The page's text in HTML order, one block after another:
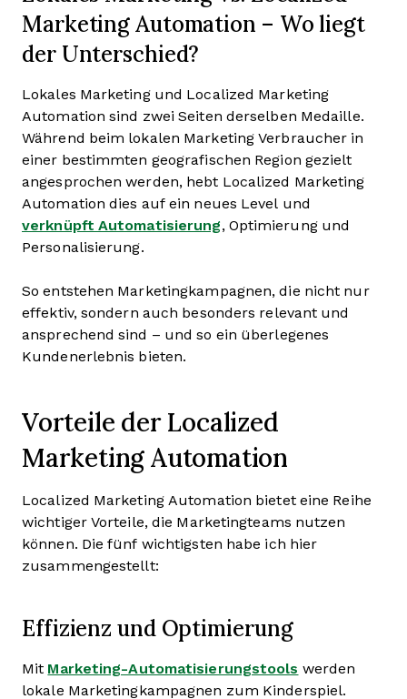
Marketing Automation – Wo liegt
der Unterschied?
Lokales Marketing und Localized Marketing
Automation sind zwei Seiten derselben Medaille.
Während beim lokalen Marketing Verbraucher in
einer bestimmten geografischen Region gezielt
angesprochen werden, hebt Localized Marketing
Automation dies auf ein neues Level und
verknüpft Automatisierung, Optimierung und
Personalisierung.
So entstehen Marketingkampagnen, die nicht nur
effektiv, sondern auch besonders relevant und
ansprechend sind – und so ein überlegenes
Kundenerlebnis bieten.
Vorteile der Localized
Marketing Automation
Localized Marketing Automation bietet eine Reihe
wichtiger Vorteile, die Marketingteams nutzen
können. Die fünf wichtigsten habe ich hier
zusammengestellt:
Effizienz und Optimierung
Mit Marketing-Automatisierungstools werden
lokale Marketingkampagnen zum Kinderspiel.